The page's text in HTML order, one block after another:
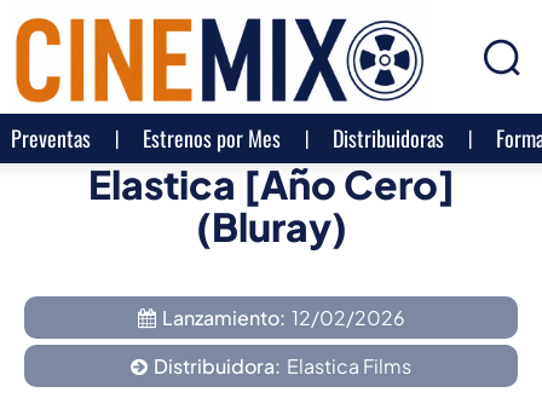
Preventas Estrenos por Mes Distribuidoras
Elastica [año Cero]
(Bluray)
Lanzamiento: 12/02/2026
Distribuidora: Elastica Films